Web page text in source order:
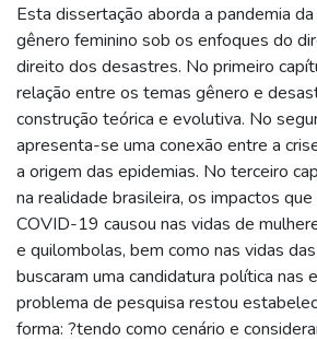
Esta dissertação aborda a pandemia
gênero feminino sob os enfoques do
direito dos desastres. No primeiro
relação entre os temas gênero e
construção teórica e evolutiva. No
apresenta-se uma conexão entre a
a origem das epidemias. No terceiro
na realidade brasileira, os impactos
COVID-19 causou nas vidas de
e quilombolas, bem como nas vidas
buscaram uma candidatura política nas
problema de pesquisa restou
forma: ?tendo como cenário e